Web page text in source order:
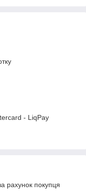
- LiqPay
рахунок покупця